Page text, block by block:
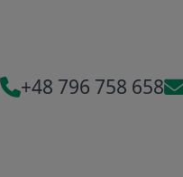
+48 796 758 658